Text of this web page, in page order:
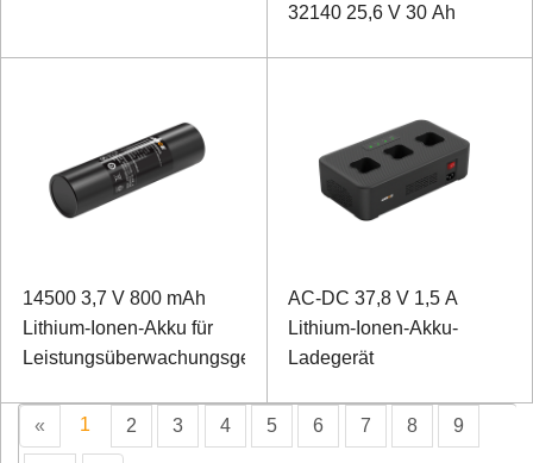
32140 25,6 V 30 Ah
14500 3,7 V 800 mAh
Lithium-Ionen-Akku für
Leistungsüberwachungsgeräte
AC-DC 37,8 V 1,5 A
Lithium-Ionen-Akku-
Ladegerät
« 1 2 3 4 5 6 7 8 9